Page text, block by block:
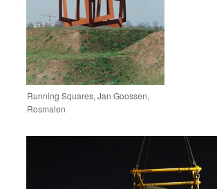
Running Squares, Jan Goossen,
Rosmalen